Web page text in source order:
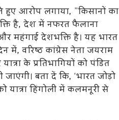
हुए आरोप लगाया, ”किसानों का
है, देश में नफरत फैलाना
महंगाई देशभक्ति है। यह भारत
वरिष्ठ कांग्रेस नेता जयराम
के प्रतिभागियों को पंडित
बता दें कि, ‘भारत जोड़ो
यात्रा हिंगोली में कलमनूरी से